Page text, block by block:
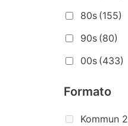
80s (155)
90s (80)
00s (433)
Formato
Kommun 2